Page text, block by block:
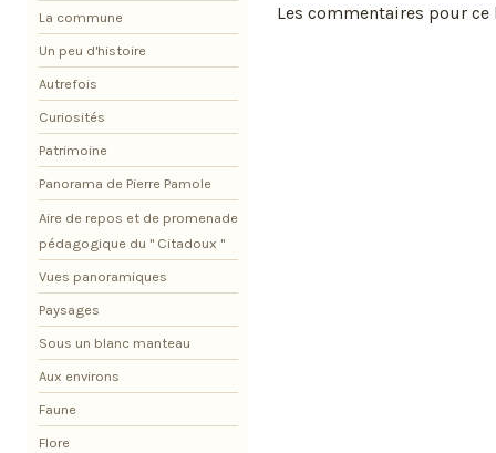
Les commentaires pour
La commune
Un peu d'histoire
Autrefois
Curiosités
Patrimoine
Panorama de Pierre Pamole
Aire de repos et de promenade
pédagogique du " Citadoux "
Vues panoramiques
Paysages
Sous un blanc manteau
Aux environs
Faune
Flore